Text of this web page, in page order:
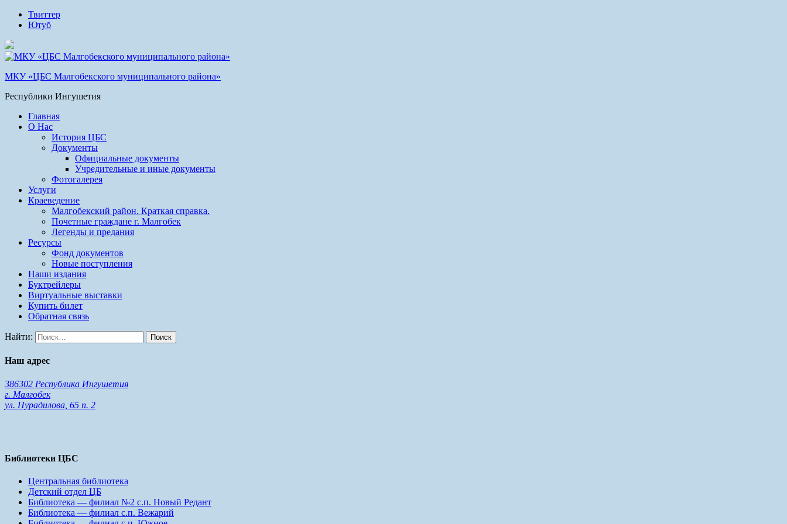
Твиттер
Ютуб
МКУ «ЦБС Малгобекского муниципального района»
Республики Ингушетия
Главная
О Нас
История ЦБС
Документы
Официальные документы
Учредительные и иные документы
Фотогалерея
Услуги
Краеведение
Малгобекский район. Краткая справка.
Почетные граждане г. Малгобек
Легенды и предания
Ресурсы
Фонд документов
Новые поступления
Наши издания
Буктрейлеры
Виртуальные выставки
Купить билет
Обратная связь
Найти:
Наш адрес
386302 Республика Ингушетия
г. Малгобек
ул. Нурадилова, 65 п. 2
Библиотеки ЦБС
Центральная библиотека
Детский отдел ЦБ
Библиотека — филиал №2 с.п. Новый Редант
Библиотека — филиал с.п. Вежарий